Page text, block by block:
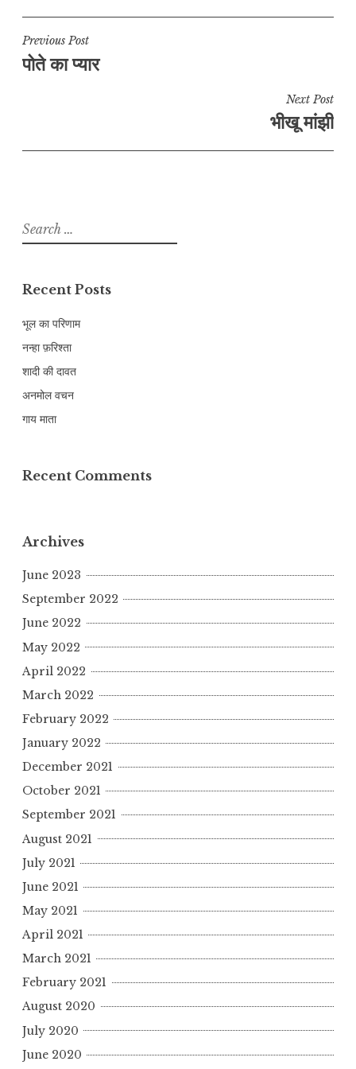
Post
navigation
Previous Post
पोते का प्यार
Next Post
भीखू मांझी
Search
for:
Recent Posts
भूल का परिणाम
नन्हा फ़रिश्ता
शादी की दावत
अनमोल वचन
गाय माता
Recent Comments
Archives
June 2023
September 2022
June 2022
May 2022
April 2022
March 2022
February 2022
January 2022
December 2021
October 2021
September 2021
August 2021
July 2021
June 2021
May 2021
April 2021
March 2021
February 2021
August 2020
July 2020
June 2020